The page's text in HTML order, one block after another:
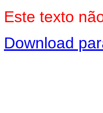
Este texto
Download